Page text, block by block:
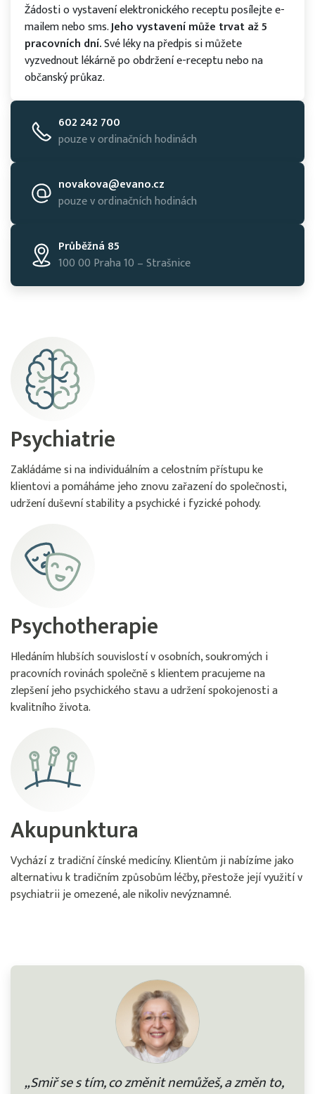
Žádosti o vystavení elektronického receptu posílejte e-
mailem nebo sms.Jeho vystavení může trvat až 5
pracovních dní.Své léky na předpis si můžete
vyzvednout lékárně po obdržení e-receptu nebo na
občanský průkaz.
602 242 700
pouze v ordinačních hodinách
novakova@evano.cz
pouze v ordinačních hodinách
Průběžná 85
100 00 Praha 10 – Strašnice
Psychiatrie
Zakládáme si na individuálním a celostním přístupu ke
klientovi a pomáháme jeho znovu zařazení do společnosti,
udržení duševní stability a psychické i fyzické pohody.
Psychotherapie
Hledáním hlubších souvislostí v osobních, soukromých i
pracovních rovinách společně s klientem pracujeme na
zlepšení jeho psychického stavu a udržení spokojenosti a
kvalitního života.
Akupunktura
Vychází z tradiční čínské medicíny. Klientům ji nabízíme jako
alternativu k tradičním způsobům léčby, přestože její využití v
psychiatrii je omezené, ale nikoliv nevýznamné.
„Smiř se s tím, co změnit nemůžeš, a změn to,